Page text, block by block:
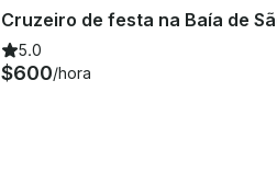
5.0
$600/hora